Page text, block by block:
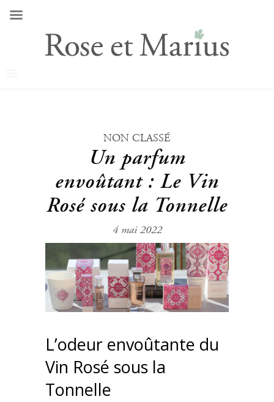
NON CLASSÉ
Un parfum
envoûtant : Le Vin
Rosé sous la Tonnelle
4 mai 2022
L’odeur envoûtante du
Vin Rosé sous la
Tonnelle